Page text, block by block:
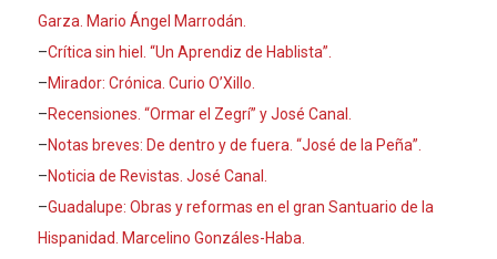
Garza. Mario Ángel Marrodán.
–Crítica sin hiel. “Un Aprendiz de Hablista”.
–Mirador: Crónica. Curio O’Xillo.
–Recensiones. “Ormar el Zegrí” y José Canal.
–Notas breves: De dentro y de fuera. “José de la Peña”.
–Noticia de Revistas. José Canal.
–Guadalupe: Obras y reformas en el gran Santuario de la
Hispanidad. Marcelino Gonzáles-Haba.